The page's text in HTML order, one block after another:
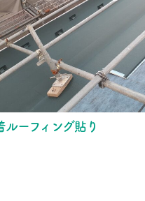
ルーフィング貼り